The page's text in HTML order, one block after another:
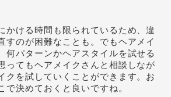
かける時間も限られているため、違
すのが困難なことも。でもヘアメイ
何パターンかヘアスタイルを試せる
ってもヘアメイクさんと相談しなが
クを試していくことができます。お
で決めておくと良いですね。